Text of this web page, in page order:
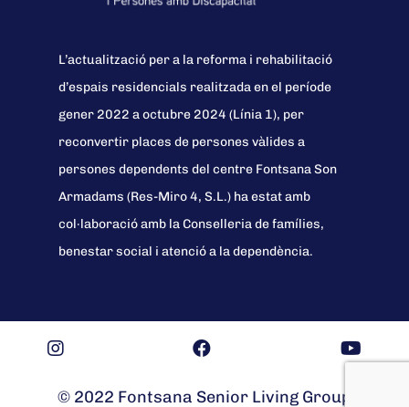
L’actualització per a la reforma i rehabilitació
d’espais residencials realitzada en el període
gener 2022 a octubre 2024 (Línia 1), per
reconvertir places de persones vàlides a
persones dependents del centre Fontsana Son
Armadams (Res-Miro 4, S.L.) ha estat amb
col·laboració amb la Conselleria de famílies,
benestar social i atenció a la dependència.
© 2022 Fontsana Senior Living Group